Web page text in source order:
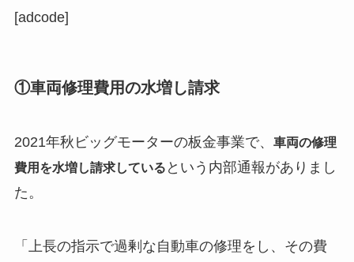
[adcode]
①車両修理費用の水増し請求
2021年秋ビッグモーターの板金事業で、 車両の修理
費用を水増し請求している という内部通報がありまし
た。
「上長の指示で過剰な自動車の修理をし、その費